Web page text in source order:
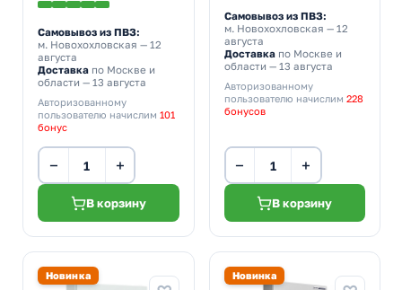
Самовывоз из ПВЗ:
м. Новохохловская — 12
августа
Доставка по Москве и
области — 13 августа
Авторизованному
пользователю начислим 101
бонус
− +
В корзину
Самовывоз из ПВЗ:
м. Новохохловская — 12
августа
Доставкапо Москве и
области — 13 августа
Авторизованному
пользователю начислим 228
бонусов
− +
В корзину
Новинка Новинка